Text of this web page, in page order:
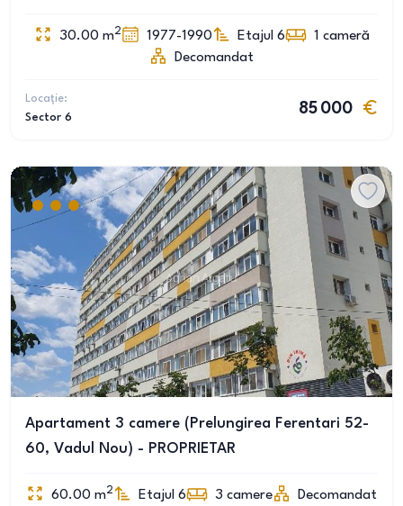
30.00 m2 1977-1990 Etajul 6 1 cameră
Decomandat
Locație:
Sector 6
85 000
Apartament 3 camere (Prelungirea Ferentari 52-
60, Vadul Nou) - PROPRIETAR
60.00 m2 Etajul 6 3 camere Decomandat